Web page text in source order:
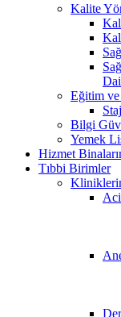
Kalite
Eğitim ve
Bilgi
Yemek
Hizmet
Tıbbi Birimler